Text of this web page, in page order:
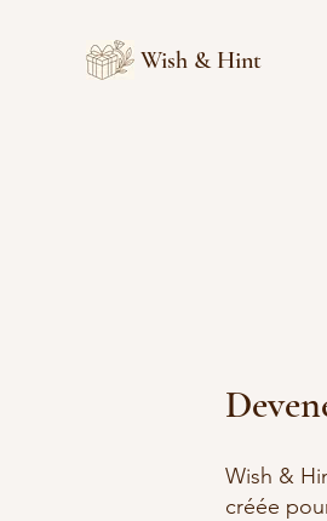
Wish & Hint
Wish &
créée